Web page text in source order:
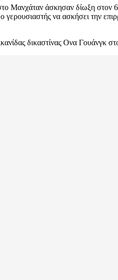
Μανχάταν άσκησαν δίωξη στον
γερουσιαστής να ασκήσει την
δικαστίνας Ονα Γουάνγκ